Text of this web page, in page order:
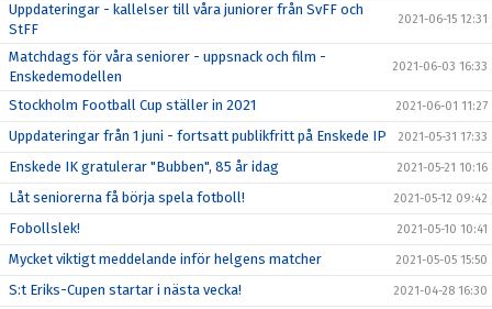
Uppdateringar - kallelser till våra juniorer från SvFF och
StFF
2021-06-15 12:31
Matchdags för våra seniorer - uppsnack och film -
Enskedemodellen
2021-06-03 16:33
Stockholm Football Cup ställer in 2021 2021-06-01 11:27
Uppdateringar från 1 juni - fortsatt publikfritt på Enskede IP 2021-05-31 17:33
Enskede IK gratulerar "Bubben", 85 år idag 2021-05-21 10:16
Låt seniorerna få börja spela fotboll! 2021-05-12 09:42
Fobollslek! 2021-05-10 10:41
Mycket viktigt meddelande inför helgens matcher 2021-05-05 15:50
S:t Eriks-Cupen startar i nästa vecka! 2021-04-28 16:30